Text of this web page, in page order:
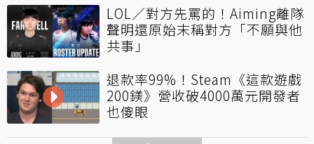
LOL／對方先罵的！Aiming離隊
聲明還原始末稱對方「不願與他
共事」
退款率99%！Steam《這款遊戲
200鎂》營收破4000萬元開發者
也傻眼